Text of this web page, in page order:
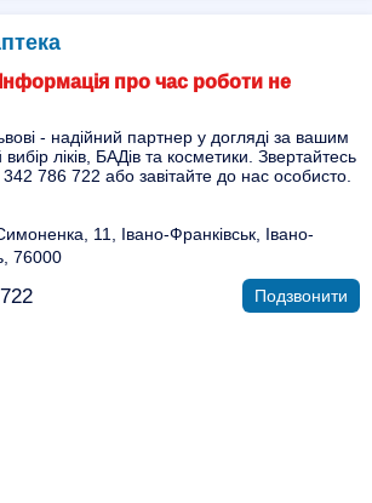
про час роботи не
- надійний партнер у догляді за вашим
ліків, БАДів та косметики. Звертайтесь
786 722 або завітайте до нас особисто.
11, Івано-Франківськ, Івано-
76000
Подзвонити